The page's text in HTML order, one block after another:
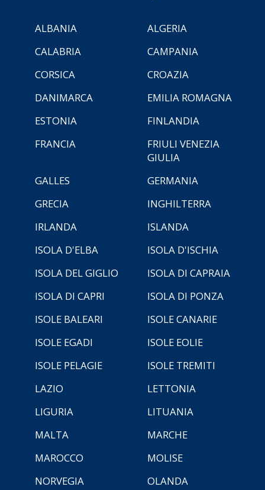
ALBANIA
ALGERIA
CALABRIA
CAMPANIA
CORSICA
CROAZIA
DANIMARCA
EMILIA ROMAGNA
ESTONIA
FINLANDIA
FRANCIA
FRIULI VENEZIA
GIULIA
GALLES
GERMANIA
GRECIA
INGHILTERRA
IRLANDA
ISLANDA
ISOLA D'ELBA
ISOLA D'ISCHIA
ISOLA DEL GIGLIO
ISOLA DI CAPRAIA
ISOLA DI CAPRI
ISOLA DI PONZA
ISOLE BALEARI
ISOLE CANARIE
ISOLE EGADI
ISOLE EOLIE
ISOLE PELAGIE
ISOLE TREMITI
LAZIO
LETTONIA
LIGURIA
LITUANIA
MALTA
MARCHE
MAROCCO
MOLISE
NORVEGIA
OLANDA